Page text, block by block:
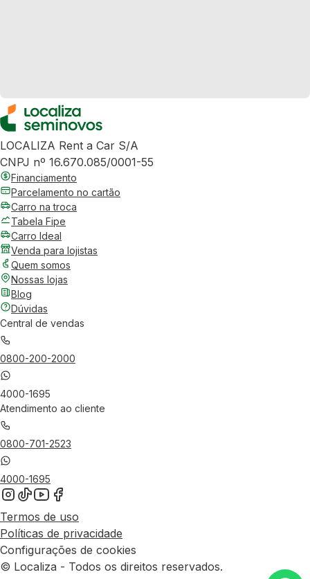
LOCALIZA Rent a Car S/A
CNPJ nº 16.670.085/0001-55
Financiamento
Parcelamento no cartão
Carro na troca
Tabela Fipe
Carro Ideal
Venda para lojistas
Quem somos
Nossas lojas
Blog
Dúvidas
Central de vendas
0800-200-2000
4000-1695
Atendimento ao cliente
0800-701-2523
4000-1695
Termos de uso
Políticas de privacidade
Configurações de cookies
© Localiza - Todos os direitos reservados.